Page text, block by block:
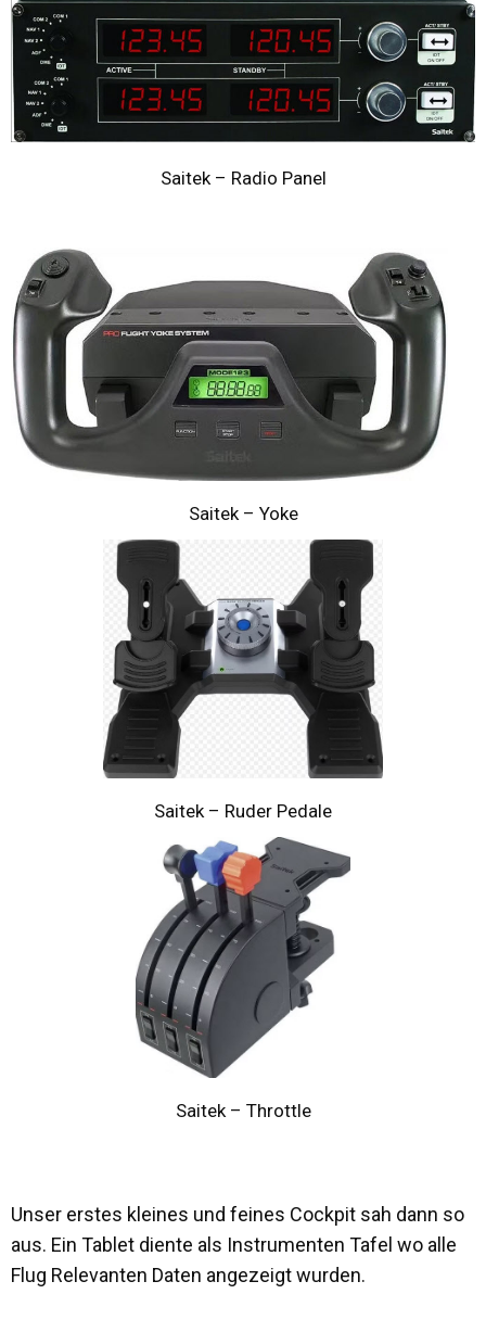
Saitek – Radio Panel
Saitek – Yoke
Saitek – Ruder Pedale
Saitek – Throttle
Unser erstes kleines und feines Cockpit sah dann so
aus. Ein Tablet diente als Instrumenten Tafel wo alle
Flug Relevanten Daten angezeigt wurden.